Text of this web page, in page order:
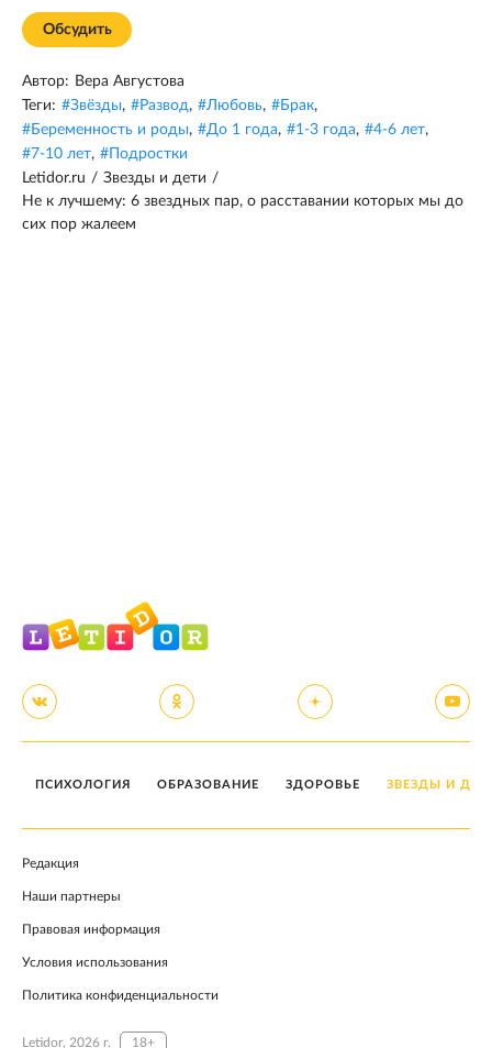
Обсудить
Автор: Вера Августова
Теги: #Звёзды, #Развод , #Любовь, #Брак,
#Беременность и роды, #До 1 года, #1-3 года, #4-6 лет,
#7-10 лет, #Подростки
Letidor.ru / Звезды и дети /
Не к лучшему: 6 звездных пар, о расставании которых мы до
сих пор жалеем
ПСИХОЛОГИЯ ОБРАЗОВАНИЕ ЗДОРОВЬЕ ЗВЕЗДЫ И
Редакция
Наши партнеры
Правовая информация
Условия использования
Политика конфиденциальности
Letidor, 2026 г. 18+